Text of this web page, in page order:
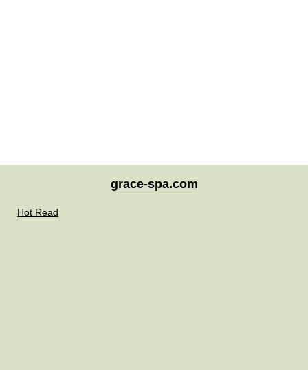
grace-spa.com
Hot Read